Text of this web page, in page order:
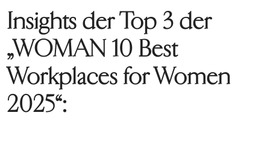
Insights der Top 3 der
„WOMAN 10 Best
Workplaces for Women
2025“: